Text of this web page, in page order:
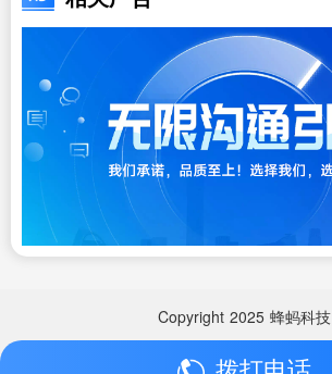
Copyright 2025 蜂蚂科技